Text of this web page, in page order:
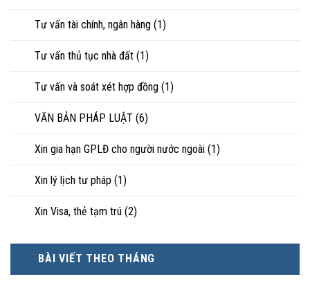
Tư vấn tài chính, ngân hàng (1)
Tư vấn thủ tục nhà đất (1)
Tư vấn và soát xét hợp đồng (1)
VĂN BẢN PHÁP LUẬT (6)
Xin gia hạn GPLĐ cho người nước ngoài (1)
Xin lý lịch tư pháp (1)
Xin Visa, thẻ tạm trú (2)
BÀI VIẾT THEO THÁNG